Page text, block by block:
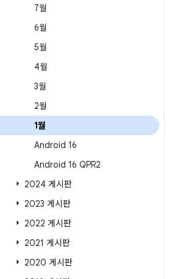
7월
6월
5월
4월
3월
2월
1월
Android 16
Android 16 QPR2
2024 게시판
2023 게시판
2022 게시판
2021 게시판
2020 게시판